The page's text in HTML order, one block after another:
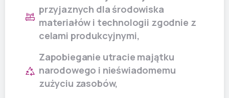
przyjaznych dla środowiska
materiałów i technologii zgodnie z
celami produkcyjnymi,
Zapobieganie utracie majątku
narodowego i nieświadomemu
zużyciu zasobów,